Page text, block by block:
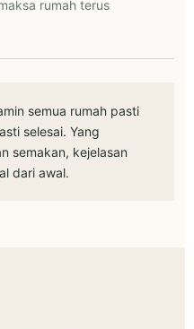
rumah terus
semua rumah pasti
selesai. Yang
semakan, kejelasan
dari awal.